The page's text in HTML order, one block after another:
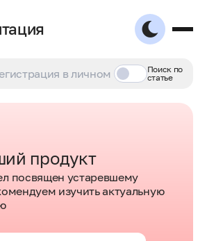
Поиск по
статье
продукт
посвящен устаревшему
изучить актуальную